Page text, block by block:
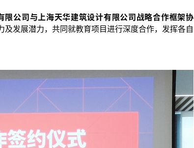
限公司与上海天华建筑设计有限公司战略合作框架协
发展潜力，共同就教育项目进行深度合作，发挥各自